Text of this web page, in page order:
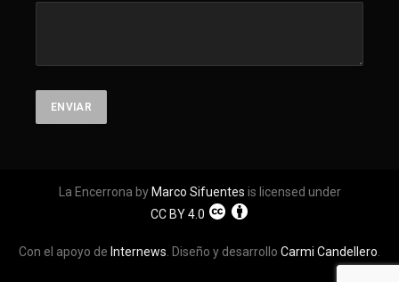
La Encerrona by Marco Sifuentes is licensed under
CC BY 4.0
Con el apoyo de Internews . Diseño y desarrollo Carmi Candellero